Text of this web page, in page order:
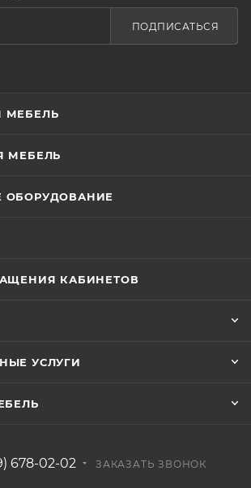
ПОДПИСАТЬСЯ
МЕБЕЛЬ
МЕБЕЛЬ
ОБОРУДОВАНИЕ
КАБИНЕТОВ
УСЛУГИ
678-02-02 ЗАКАЗАТЬ ЗВОНОК